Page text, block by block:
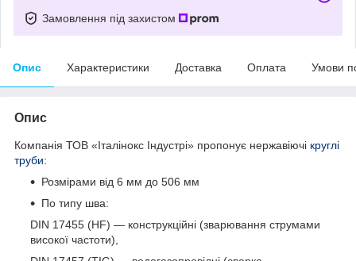
Замовлення під захистом
Опис Характеристики Доставка Оплата Умови
Опис
Компанія ТОВ «Італінокс Індустрі» пропонує нержавіючі круглі
труби:
Розмірами від 6 мм до 506 мм
По типу шва:
DIN 17455 (HF) — конструкційні (зварювання струмами
високої частоти),